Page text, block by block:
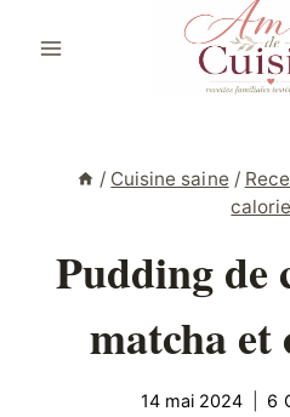
/ Cuisine saine /
Pudding de
matcha et
14 mai 2024 6